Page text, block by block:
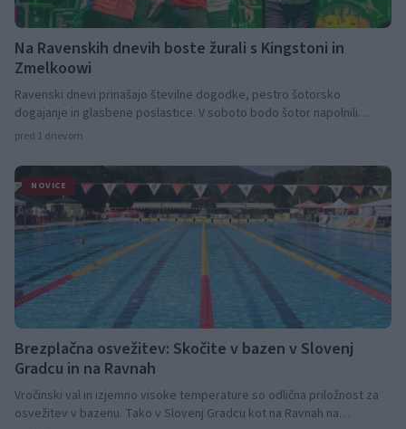
Na Ravenskih dnevih boste žurali s Kingstoni in
Zmelkoowi
Ravenski dnevi prinašajo številne dogodke, pestro šotorsko
dogajanje in glasbene poslastice. V soboto bodo šotor napolnili
Kingstoni in Zmelkoow.
pred 1 dnevom
NOVICE
Brezplačna osvežitev: Skočite v bazen v Slovenj
Gradcu in na Ravnah
Vročinski val in izjemno visoke temperature so odlična priložnost za
osvežitev v bazenu. Tako v Slovenj Gradcu kot na Ravnah na